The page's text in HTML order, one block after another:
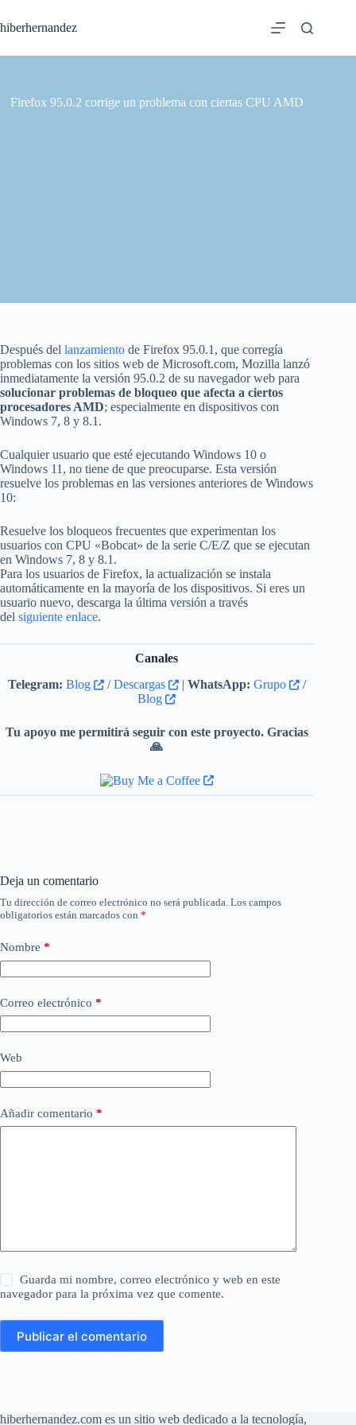
al
contenido
hiberhernandez
Firefox 95.0.2 corrige un problema con ciertas CPU AMD
Después del lanzamiento de Firefox 95.0.1, que corregía
problemas con los sitios web de Microsoft.com, Mozilla lanzó
inmediatamente la versión 95.0.2 de su navegador web para
solucionar problemas de bloqueo que afecta a ciertos
procesadores AMD; especialmente en dispositivos con
Windows 7, 8 y 8.1.
Cualquier usuario que esté ejecutando Windows 10 o
Windows 11, no tiene de que preocuparse. Esta versión
resuelve los problemas en las versiones anteriores de Windows
10:
Resuelve los bloqueos frecuentes que experimentan los
usuarios con CPU «Bobcat» de la serie C/E/Z que se ejecutan
en Windows 7, 8 y 8.1.
Para los usuarios de Firefox, la actualización se instala
automáticamente en la mayoría de los dispositivos. Si eres un
usuario nuevo, descarga la última versión a través
del siguiente enlace.
Canales
Telegram: Blog /Descargas | WhatsApp: Grupo
/
Blog
Tu apoyo me permitirá seguir con este proyecto. Gracias
🙏
Deja un comentario
Tu dirección de correo electrónico no será publicada. Los campos
obligatorios están marcados con *
Nombre *
Correo electrónico *
Web
Añadir comentario *
Guarda mi nombre, correo electrónico y web en este
navegador para la próxima vez que comente.
Publicar el comentario
hiberhernandez.com es un sitio web dedicado a la tecnología,